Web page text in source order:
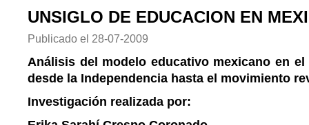
UNSIGLO DE EDUCACION EN
Publicado el 28-07-2009
Análisis del modelo educativo mexicano en
desde la Independencia hasta el movimiento
Investigación realizada por: